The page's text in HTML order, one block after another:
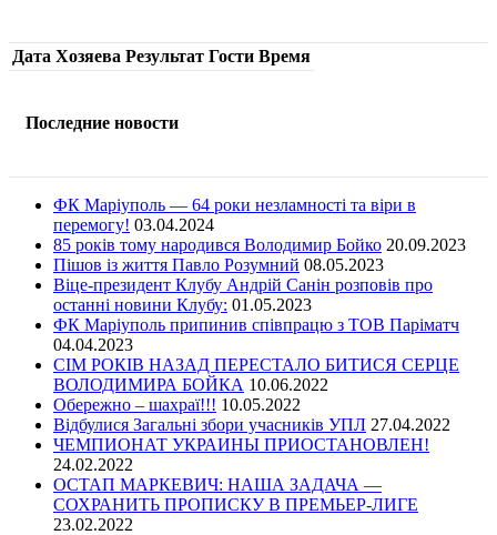
Дата Хозяева Результат Гости Время
Последние новости
ФК Маріуполь — 64 роки незламності та віри в
перемогу! 03.04.2024
85 років тому народився Володимир Бойко 20.09.2023
Пішов із життя Павло Розумний 08.05.2023
Віце-президент Клубу Андрій Санін розповів про
останні новини Клубу: 01.05.2023
ФК Маріуполь припинив співпрацю з ТОВ Паріматч
04.04.2023
СІМ РОКІВ НАЗАД ПЕРЕСТАЛО БИТИСЯ СЕРЦЕ
ВОЛОДИМИРА БОЙКА 10.06.2022
Обережно – шахраї!!! 10.05.2022
Відбулися Загальні збори учасників УПЛ 27.04.2022
ЧЕМПИОНАТ УКРАИНЫ ПРИОСТАНОВЛЕН!
24.02.2022
ОСТАП МАРКЕВИЧ: НАША ЗАДАЧА —
СОХРАНИТЬ ПРОПИСКУ В ПРЕМЬЕР-ЛИГЕ
23.02.2022